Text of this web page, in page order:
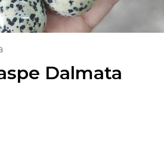
Dalmata